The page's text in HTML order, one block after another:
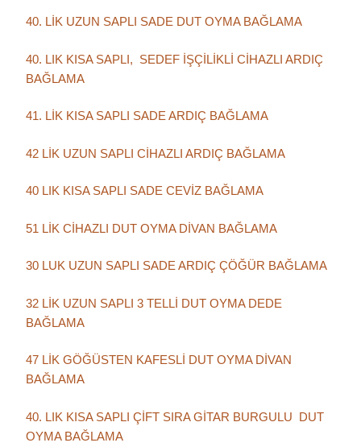
40. LİK UZUN SAPLI SADE DUT OYMA BAĞLAMA
40. LIK KISA SAPLI, SEDEF İŞÇİLİKLİ CİHAZLI ARDIÇ
BAĞLAMA
41. LİK KISA SAPLI SADE ARDIÇ BAĞLAMA
42 LİK UZUN SAPLI CİHAZLI ARDIÇ BAĞLAMA
40 LIK KISA SAPLI SADE CEVİZ BAĞLAMA
51 LİK CİHAZLI DUT OYMA DİVAN BAĞLAMA
30 LUK UZUN SAPLI SADE ARDIÇ ÇÖĞÜR BAĞLAMA
32 LİK UZUN SAPLI 3 TELLİ DUT OYMA DEDE
BAĞLAMA
47 LİK GÖĞÜSTEN KAFESLİ DUT OYMA DİVAN
BAĞLAMA
40. LIK KISA SAPLI ÇİFT SIRA GİTAR BURGULU DUT
OYMA BAĞLAMA